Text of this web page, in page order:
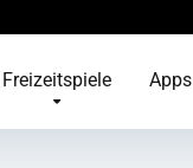
Freizeitspiele Apps